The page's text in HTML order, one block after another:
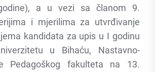
a u vezi sa članom 9.
i mjerilima za utvrđivanje
kandidata za upis u I godinu
u Bihaću, Nastavno-
Pedagoškog fakulteta na 13.